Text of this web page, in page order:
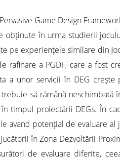
Game Design
în urma studierii
pe experiențele similare din
rafinare a PGDF, care a fost
a unor servicii în DEG
trebuie să rămână
timpul proiectării DEGs. În
avand potențial de evaluare
în Zona Dezvoltării
de evaluare diferite,